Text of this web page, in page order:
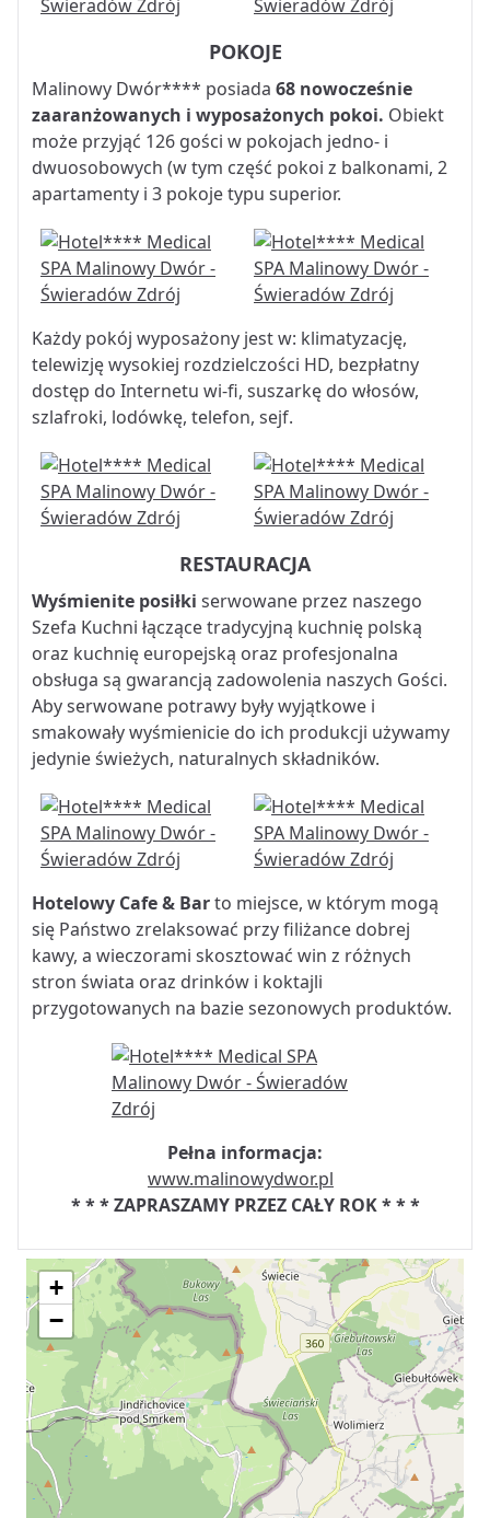
POKOJE
Malinowy Dwór**** posiada 68 nowocześnie
zaaranżowanych i wyposażonych pokoi. Obiekt
może przyjąć 126 gości w pokojach jedno- i
dwuosobowych (w tym część pokoi z balkonami, 2
apartamenty i 3 pokoje typu superior.
Każdy pokój wyposażony jest w: klimatyzację,
telewizję wysokiej rozdzielczości HD, bezpłatny
dostęp do Internetu wi-fi, suszarkę do włosów,
szlafroki, lodówkę, telefon, sejf.
RESTAURACJA
Wyśmienite posiłki serwowane przez naszego
Szefa Kuchni łączące tradycyjną kuchnię polską
oraz kuchnię europejską oraz profesjonalna
obsługa są gwarancją zadowolenia naszych Gości.
Aby serwowane potrawy były wyjątkowe i
smakowały wyśmienicie do ich produkcji używamy
jedynie świeżych, naturalnych składników.
Hotelowy Cafe & Barto miejsce, w którym mogą
się Państwo zrelaksować przy filiżance dobrej
kawy, a wieczorami skosztować win z różnych
stron świata oraz drinków i koktajli
przygotowanych na bazie sezonowych produktów.
Pełna informacja:
www.malinowydwor.pl
* * * ZAPRASZAMY PRZEZ CAŁY ROK * * *
+
−